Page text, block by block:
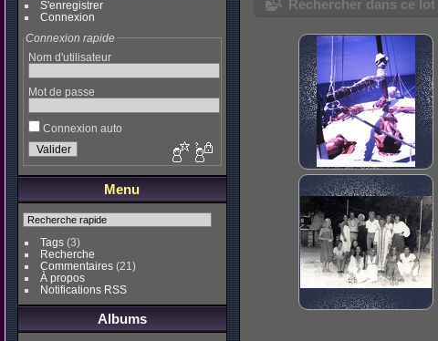
S'enregistrer
Connexion
Connexion rapide
Nom d'utilisateur
Mot de passe
Connexion auto
Menu
Tags(3)
Recherche
Commentaires(21)
À propos
Notifications RSS
Albums
Rechercher dans ce lot